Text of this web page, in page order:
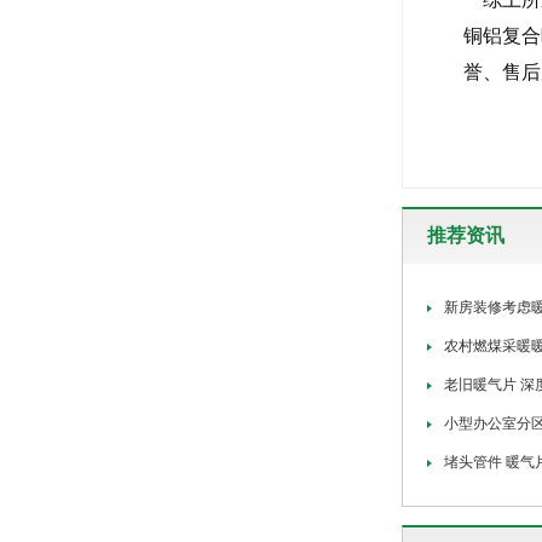
铜铝复
誉、售
推荐资讯
新房装修考虑
农村燃煤采暖
老旧暖气片 深
小型办公室分
堵头管件 暖气